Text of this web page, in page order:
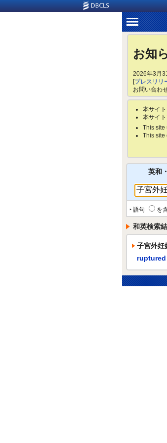
お知
2026年3月
[プレスリリ
お問い合わ
本サイ
本サイ
This site
This site
英和
‣ 語句 を
和英検索
子宮外妊